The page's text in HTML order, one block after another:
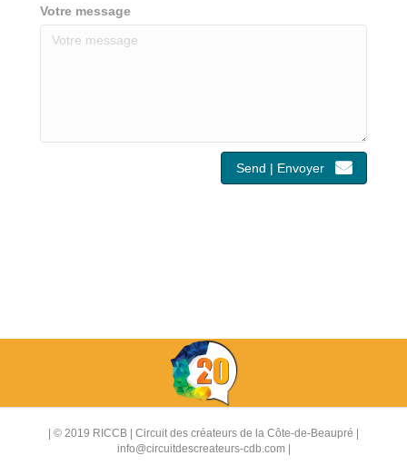
Votre message
Send | Envoyer
| © 2019 RICCB | Circuit des créateurs de la Côte-de-Beaupré |
info@circuitdescreateurs-cdb.com|